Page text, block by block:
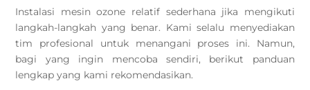
Instalasi mesin ozone relatif sederhana jika mengikuti
langkah-langkah yang benar. Kami selalu menyediakan
tim profesional untuk menangani proses ini. Namun,
bagi yang ingin mencoba sendiri, berikut panduan
lengkap yang kami rekomendasikan.